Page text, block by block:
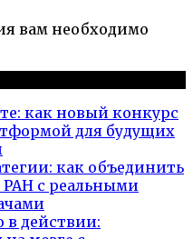
вам необходимо
как новый конкурс
для будущих
как объединить
с реальными
в действии: